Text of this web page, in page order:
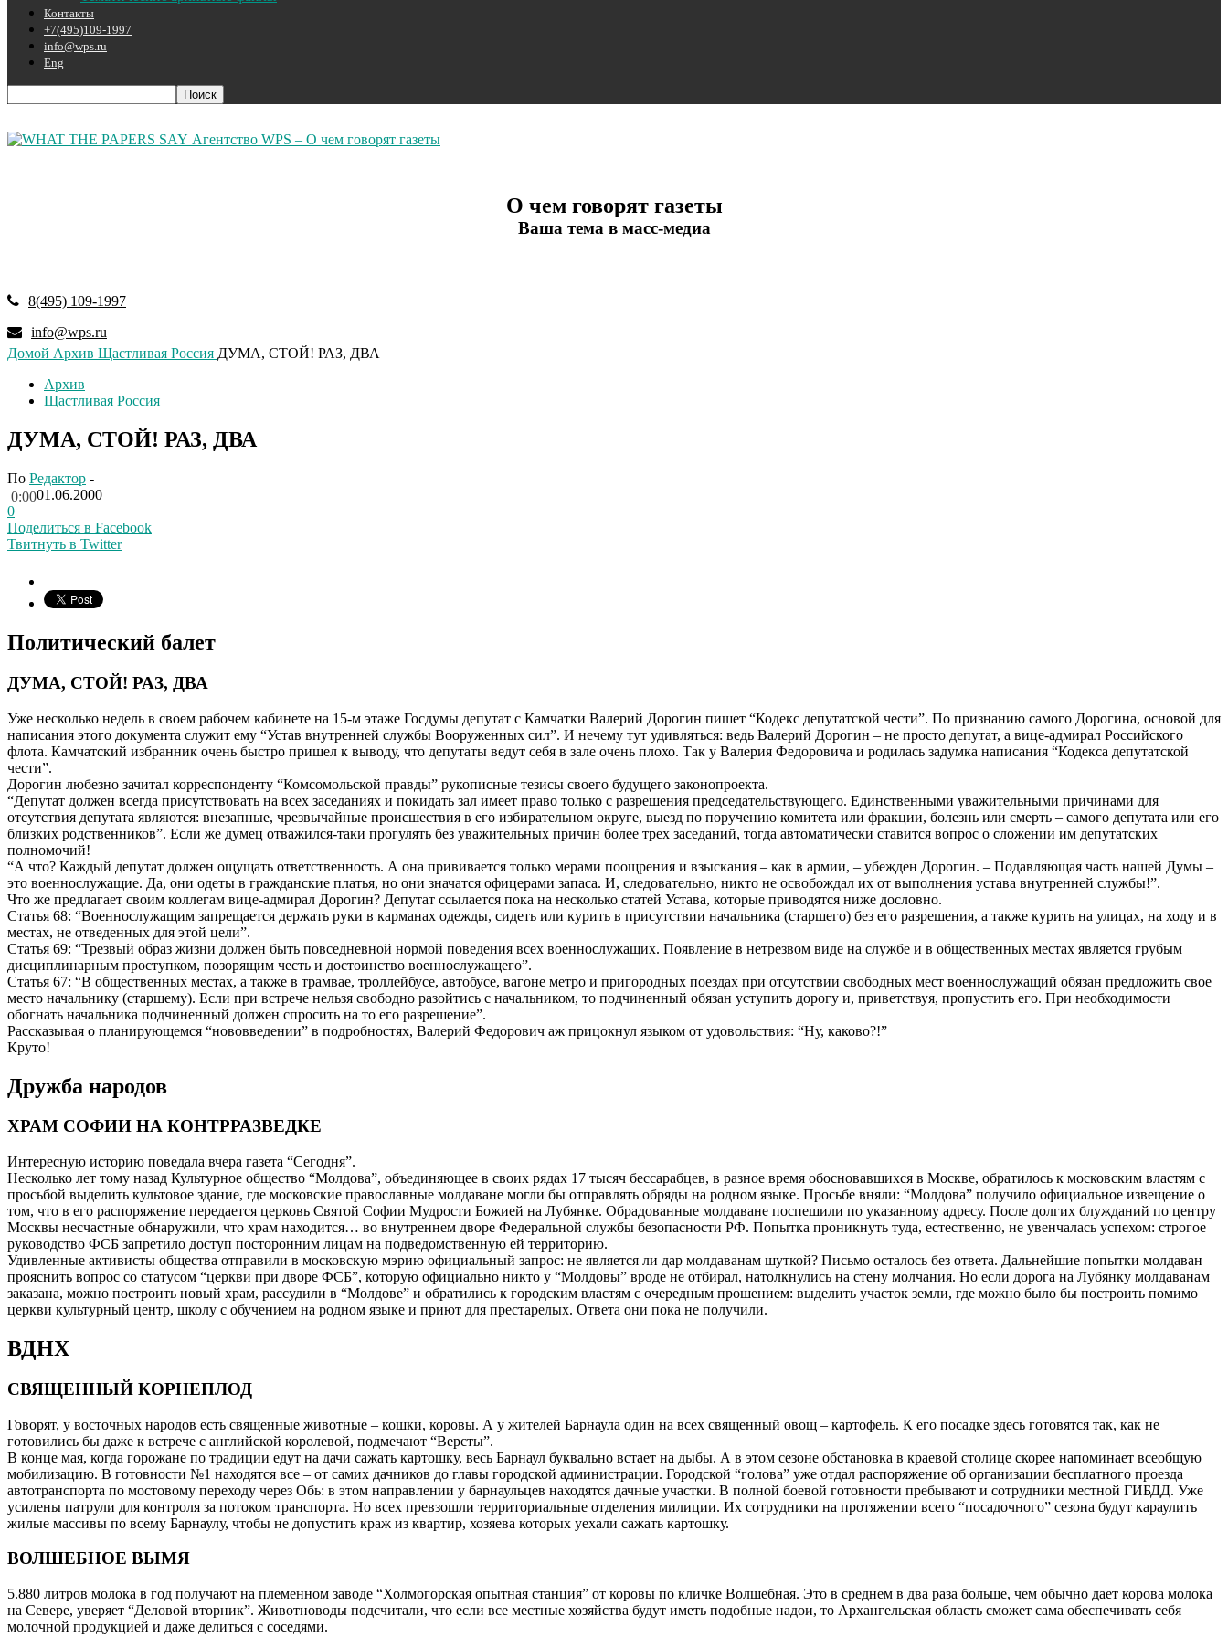
Контакты
+7(495)109-1997
info@wps.ru
Eng
Агентство WPS – О чем говорят газеты
О чем говорят газеты
Ваша тема в масс-медиа
8(495) 109-1997
info@wps.ru
Домой Архив Щастливая Россия ДУМА, СТОЙ! РАЗ, ДВА
Архив
Щастливая Россия
ДУМА, СТОЙ! РАЗ, ДВА
По Редактор -
01.06.2000
0:00
0
Поделиться в Facebook
Твитнуть в Twitter
Политический балет
ДУМА, СТОЙ! РАЗ, ДВА
Уже несколько недель в своем рабочем кабинете на 15-м этаже Госдумы депутат с Камчатки Валерий Дорогин пишет “Кодекс депутатской чести”. По признанию самого Дорогина, основой для
написания этого документа служит ему “Устав внутренней службы Вооруженных сил”. И нечему тут удивляться: ведь Валерий Дорогин – не просто депутат, а вице-адмирал Российского
флота. Камчатский избранник очень быстро пришел к выводу, что депутаты ведут себя в зале очень плохо. Так у Валерия Федоровича и родилась задумка написания “Кодекса депутатской
чести”.
Дорогин любезно зачитал корреспонденту “Комсомольской правды” рукописные тезисы своего будущего законопроекта.
“Депутат должен всегда присутствовать на всех заседаниях и покидать зал имеет право только с разрешения председательствующего. Единственными уважительными причинами для
отсутствия депутата являются: внезапные, чрезвычайные происшествия в его избирательном округе, выезд по поручению комитета или фракции, болезнь или смерть – самого депутата или его
близких родственников”. Если же думец отважился-таки прогулять без уважительных причин более трех заседаний, тогда автоматически ставится вопрос о сложении им депутатских
полномочий!
“А что? Каждый депутат должен ощущать ответственность. А она прививается только мерами поощрения и взыскания – как в армии, – убежден Дорогин. – Подавляющая часть нашей Думы –
это военнослужащие. Да, они одеты в гражданские платья, но они значатся офицерами запаса. И, следовательно, никто не освобождал их от выполнения устава внутренней службы!”.
Что же предлагает своим коллегам вице-адмирал Дорогин? Депутат ссылается пока на несколько статей Устава, которые приводятся ниже дословно.
Статья 68: “Военнослужащим запрещается держать руки в карманах одежды, сидеть или курить в присутствии начальника (старшего) без его разрешения, а также курить на улицах, на ходу и в
местах, не отведенных для этой цели”.
Статья 69: “Трезвый образ жизни должен быть повседневной нормой поведения всех военнослужащих. Появление в нетрезвом виде на службе и в общественных местах является грубым
дисциплинарным проступком, позорящим честь и достоинство военнослужащего”.
Статья 67: “В общественных местах, а также в трамвае, троллейбусе, автобусе, вагоне метро и пригородных поездах при отсутствии свободных мест военнослужащий обязан предложить свое
место начальнику (старшему). Если при встрече нельзя свободно разойтись с начальником, то подчиненный обязан уступить дорогу и, приветствуя, пропустить его. При необходимости
обогнать начальника подчиненный должен спросить на то его разрешение”.
Рассказывая о планирующемся “нововведении” в подробностях, Валерий Федорович аж прицокнул языком от удовольствия: “Ну, каково?!”
Круто!
Дружба народов
ХРАМ СОФИИ НА КОНТРРАЗВЕДКЕ
Интересную историю поведала вчера газета “Сегодня”.
Несколько лет тому назад Культурное общество “Молдова”, объединяющее в своих рядах 17 тысяч бессарабцев, в разное время обосновавшихся в Москве, обратилось к московским властям с
просьбой выделить культовое здание, где московские православные молдаване могли бы отправлять обряды на родном языке. Просьбе вняли: “Молдова” получило официальное извещение о
том, что в его распоряжение передается церковь Святой Софии Мудрости Божией на Лубянке. Обрадованные молдаване поспешили по указанному адресу. После долгих блужданий по центру
Москвы несчастные обнаружили, что храм находится… во внутреннем дворе Федеральной службы безопасности РФ. Попытка проникнуть туда, естественно, не увенчалась успехом: строгое
руководство ФСБ запретило доступ посторонним лицам на подведомственную ей территорию.
Удивленные активисты общества отправили в московскую мэрию официальный запрос: не является ли дар молдаванам шуткой? Письмо осталось без ответа. Дальнейшие попытки молдаван
прояснить вопрос со статусом “церкви при дворе ФСБ”, которую официально никто у “Молдовы” вроде не отбирал, натолкнулись на стену молчания. Но если дорога на Лубянку молдаванам
заказана, можно построить новый храм, рассудили в “Молдове” и обратились к городским властям с очередным прошением: выделить участок земли, где можно было бы построить помимо
церкви культурный центр, школу с обучением на родном языке и приют для престарелых. Ответа они пока не получили.
ВДНХ
СВЯЩЕННЫЙ КОРНЕПЛОД
Говорят, у восточных народов есть священные животные – кошки, коровы. А у жителей Барнаула один на всех священный овощ – картофель. К его посадке здесь готовятся так, как не
готовились бы даже к встрече с английской королевой, подмечают “Версты”.
В конце мая, когда горожане по традиции едут на дачи сажать картошку, весь Барнаул буквально встает на дыбы. А в этом сезоне обстановка в краевой столице скорее напоминает всеобщую
мобилизацию. В готовности №1 находятся все – от самих дачников до главы городской администрации. Городской “голова” уже отдал распоряжение об организации бесплатного проезда
автотранспорта по мостовому переходу через Обь: в этом направлении у барнаульцев находятся дачные участки. В полной боевой готовности пребывают и сотрудники местной ГИБДД. Уже
усилены патрули для контроля за потоком транспорта. Но всех превзошли территориальные отделения милиции. Их сотрудники на протяжении всего “посадочного” сезона будут караулить
жилые массивы по всему Барнаулу, чтобы не допустить краж из квартир, хозяева которых уехали сажать картошку.
ВОЛШЕБНОЕ ВЫМЯ
5.880 литров молока в год получают на племенном заводе “Холмогорская опытная станция” от коровы по кличке Волшебная. Это в среднем в два раза больше, чем обычно дает корова молока
на Севере, уверяет “Деловой вторник”. Животноводы подсчитали, что если все местные хозяйства будут иметь подобные надои, то Архангельская область сможет сама обеспечивать себя
молочной продукцией и даже делиться с соседями.